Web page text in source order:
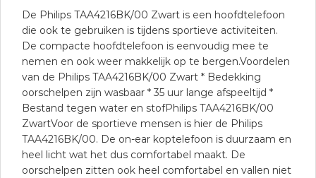
De Philips TAA4216BK/00 Zwart is een hoofdtelefoon
die ook te gebruiken is tijdens sportieve activiteiten.
De compacte hoofdtelefoon is eenvoudig mee te
nemen en ook weer makkelijk op te bergen.Voordelen
van de Philips TAA4216BK/00 Zwart * Bedekking
oorschelpen zijn wasbaar * 35 uur lange afspeeltijd *
Bestand tegen water en stofPhilips TAA4216BK/00
ZwartVoor de sportieve mensen is hier de Philips
TAA4216BK/00. De on-ear koptelefoon is duurzaam en
heel licht wat het dus comfortabel maakt. De
oorschelpen zitten ook heel comfortabel en vallen niet